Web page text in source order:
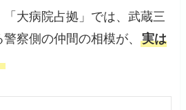
大病院占拠」では、武蔵三
察側の仲間の相模が、実は